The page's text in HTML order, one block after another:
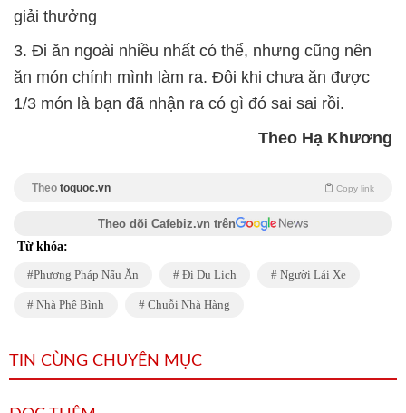
giải thưởng
3. Đi ăn ngoài nhiều nhất có thể, nhưng cũng nên
ăn món chính mình làm ra. Đôi khi chưa ăn được
1/3 món là bạn đã nhận ra có gì đó sai sai rồi.
Theo Hạ Khương
Theo toquoc.vn Copy link
Theo dõi Cafebiz.vn trên
Từ khóa:
Phương Pháp Nấu Ăn Đi Du Lịch Người Lái Xe
Nhà Phê Bình Chuỗi Nhà Hàng
TIN CÙNG CHUYÊN MỤC